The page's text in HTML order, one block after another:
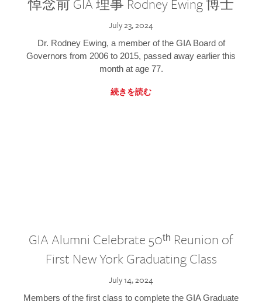
悼念前 GIA 理事 Rodney Ewing 博士
July 23, 2024
Dr. Rodney Ewing, a member of the GIA Board of
Governors from 2006 to 2015, passed away earlier this
month at age 77.
続きを読む
GIA Alumni Celebrate 50ᵗʰ Reunion of
First New York Graduating Class
July 14, 2024
Members of the first class to complete the GIA Graduate